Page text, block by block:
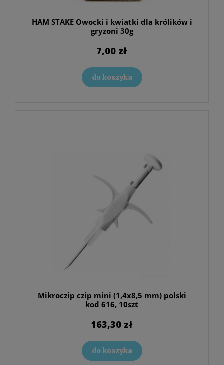
HAM STAKE Owocki i kwiatki dla królików i
gryzoni 30g
7,00 zł
do koszyka
Mikroczip czip mini (1,4x8,5 mm) polski
kod 616, 10szt
163,30 zł
do koszyka